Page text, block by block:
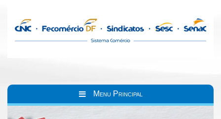
Menu Principal